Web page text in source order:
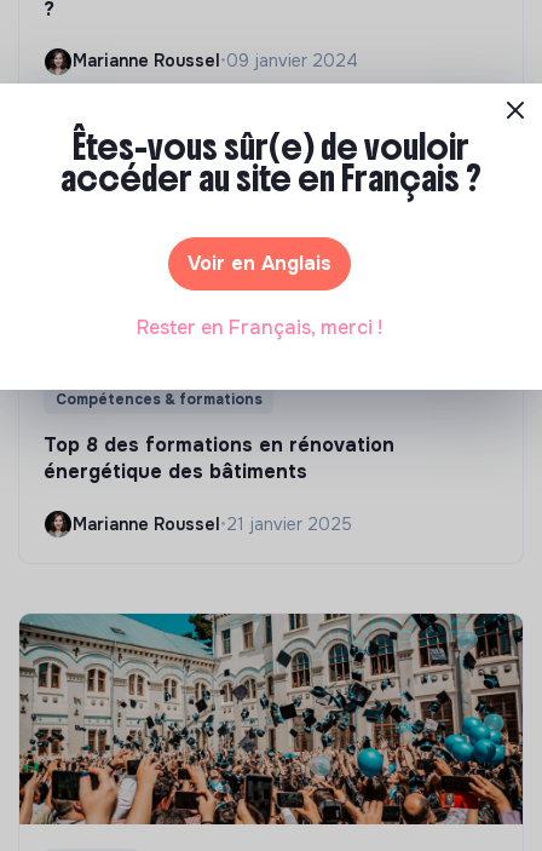
?
Marianne Roussel•09 janvier 2024
Compétences & formations
Top 8 des formations en rénovation
énergétique des bâtiments
Marianne Roussel•21 janvier 2025
Êtes-vous sûr(e) de vouloir
accéder au site en Français ?
Voir en Anglais
Rester en Français, merci !